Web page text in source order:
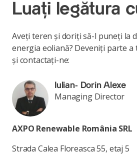
Luați legătura
Aveți teren și doriți să-l puneți la
energia eoliană? Deveniți parte
și contactați-ne:
Iulian- Dorin Alexe
Managing Director
AXPO Renewable România SRL
Strada Calea Floreasca 55, etaj 5